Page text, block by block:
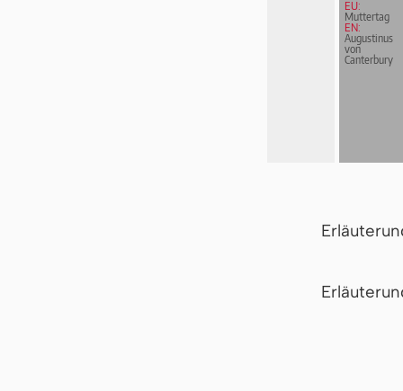
EU:
Muttertag
EN:
Augustinus
von
Canterbury